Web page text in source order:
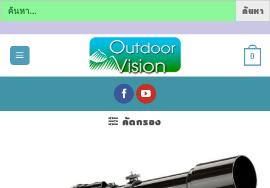
Search
for:
0
คัดกรอง